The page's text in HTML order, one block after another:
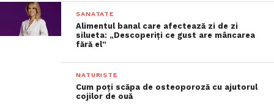
SANATATE
Alimentul banal care afectează zi de zi
silueta: „Descoperiți ce gust are mâncarea
fără el”
NATURISTE
Cum poți scăpa de osteoporoză cu ajutorul
cojilor de ouă